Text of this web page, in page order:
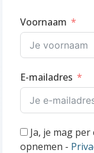
Voornaam
E-mailadres
Ja, je mag
opnemen -